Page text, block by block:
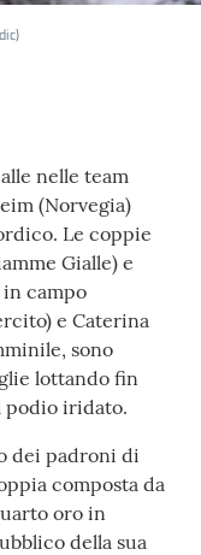
nelle team
(Norvegia)
Le coppie
Gialle) e
campo
e Caterina
sono
lottando fin
podio iridato.
dei padroni di
composta da
oro in
della sua